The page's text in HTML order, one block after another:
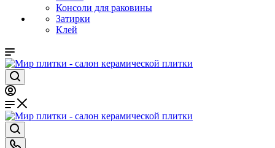
Консоли для раковины
Затирки
Клей